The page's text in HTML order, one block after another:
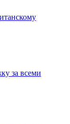
за всеми